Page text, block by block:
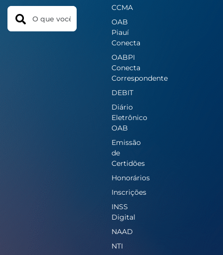
Search
CCMA
OAB
Piauí
Conecta
OABPI
Conecta
Correspondente
DEBIT
Diário
Eletrônico
OAB
Emissão
de
Certidões
Honorários
Inscrições
INSS
Digital
NAAD
NTI